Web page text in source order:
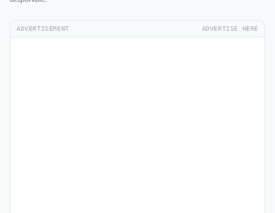
ADVERTISEMENT ADVERTISE HERE